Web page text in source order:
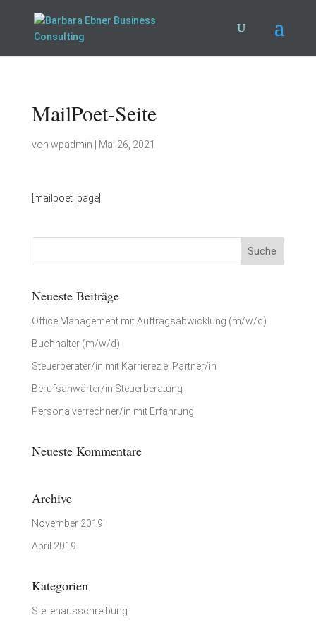
MailPoet-Seite
von wpadmin Mai 26, 2021
[mailpoet_page]
Neueste Beiträge
Office Management mit Auftragsabwicklung (m/w/d)
Buchhalter (m/w/d)
Steuerberater/in mit Karriereziel Partner/in
Berufsanwärter/in Steuerberatung
Personalverrechner/in mit Erfahrung
Neueste Kommentare
Archive
November 2019
April 2019
Kategorien
Stellenausschreibung